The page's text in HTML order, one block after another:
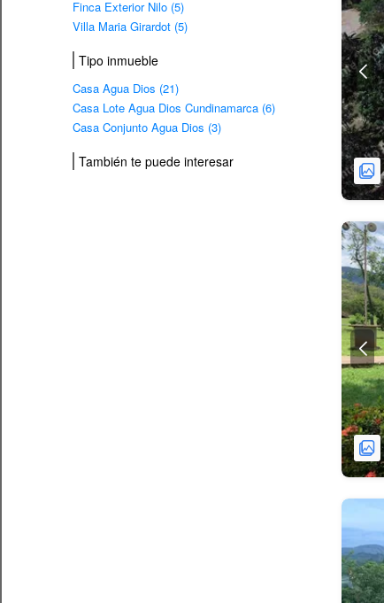
Finca Exterior Nilo (5)
Villa Maria Girardot (5)
Tipo inmueble
Casa Agua Dios (21)
Casa Lote Agua Dios Cundinamarca (6)
Casa Conjunto Agua Dios (3)
También te puede interesar